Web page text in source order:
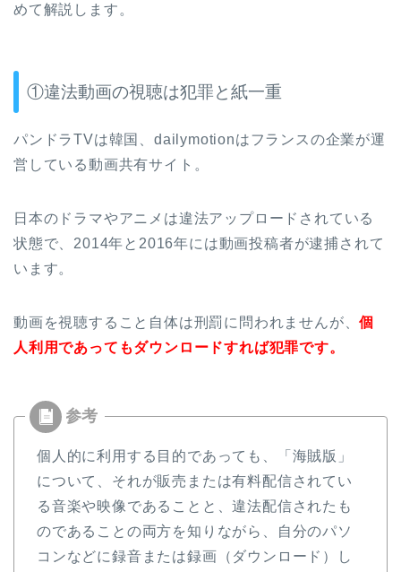
めて解説します。
①違法動画の視聴は犯罪と紙一重
パンドラTVは韓国、dailymotionはフランスの企業が運
営している動画共有サイト。
日本のドラマやアニメは違法アップロードされている
状態で、2014年と2016年には動画投稿者が逮捕されて
います。
動画を視聴すること自体は刑罰に問われませんが、個
人利用であってもダウンロードすれば犯罪です。
個人的に利用する目的であっても、「海賊版」
について、それが販売または有料配信されてい
る音楽や映像であることと、違法配信されたも
のであることの両方を知りながら、自分のパソ
コンなどに録音または録画（ダウンロード）し